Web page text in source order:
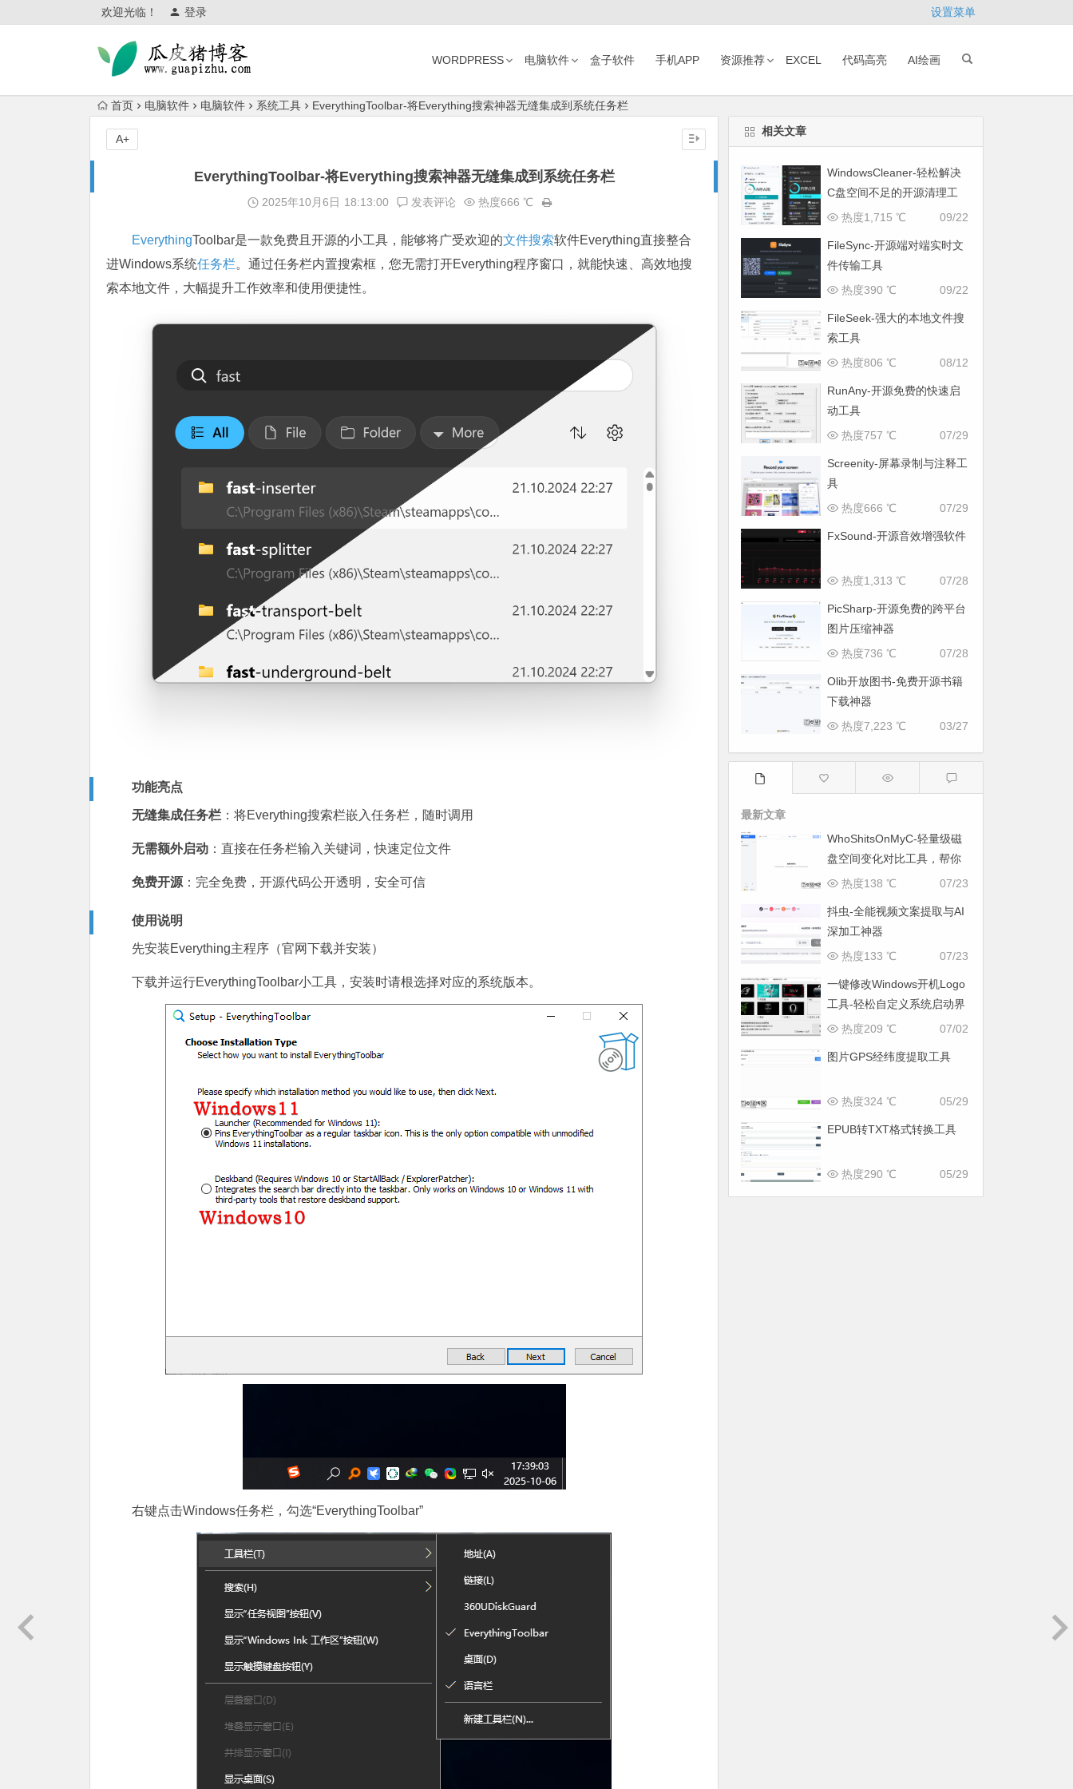
欢迎光临！ 登录 设置菜单
WORDPRESS 电脑软件 盒子软件 手机APP 资源推荐 EXCEL 代码高亮 AI绘画
首页 电脑软件 电脑软件 系统工具 EverythingToolbar-将Everything搜索神器无缝集成到系统任务栏
EverythingToolbar-将Everything搜索神器无缝集成到系统任务栏
2025年10月6日 18:13:00 发表评论 热度666 ℃
EverythingToolbar是一款免费且开源的小工具，能够将广受欢迎的文件搜索软件Everything直接整合
进Windows系统任务栏。通过任务栏内置搜索框，您无需打开Everything程序窗口，就能快速、高效地搜
索本地文件，大幅提升工作效率和使用便捷性。
功能亮点
无缝集成任务栏 ：将Everything搜索栏嵌入任务栏，随时调用
无需额外启动 ：直接在任务栏输入关键词，快速定位文件
免费开源 ：完全免费，开源代码公开透明，安全可信
使用说明
先安装Everything主程序（官网下载并安装）
下载并运行EverythingToolbar小工具，安装时请根选择对应的系统版本。
右键点击Windows任务栏，勾选“EverythingToolbar”
A+
相关文章
WindowsCleaner-轻松解决
C盘空间不足的开源清理工
具
09/22
热度1,715 ℃
FileSync-开源端对端实时文
件传输工具
09/22
热度390 ℃
FileSeek-强大的本地文件搜
索工具
08/12
热度806 ℃
RunAny-开源免费的快速启
动工具
07/29
热度757 ℃
Screenity-屏幕录制与注释工
具
07/29
热度666 ℃
FxSound-开源音效增强软件
07/28
热度1,313 ℃
PicSharp-开源免费的跨平台
图片压缩神器
07/28
热度736 ℃
Olib开放图书-免费开源书籍
下载神器
03/27
热度7,223 ℃
最新文章
WhoShitsOnMyC-轻量级磁
盘空间变化对比工具，帮你
找出“吃掉”空间的罪魁祸首
07/23
热度138 ℃
抖虫-全能视频文案提取与AI
深加工神器
07/23
热度133 ℃
一键修改Windows开机Logo
工具-轻松自定义系统启动界
面
07/02
热度209 ℃
图片GPS经纬度提取工具
05/29
热度324 ℃
EPUB转TXT格式转换工具
05/29
热度290 ℃